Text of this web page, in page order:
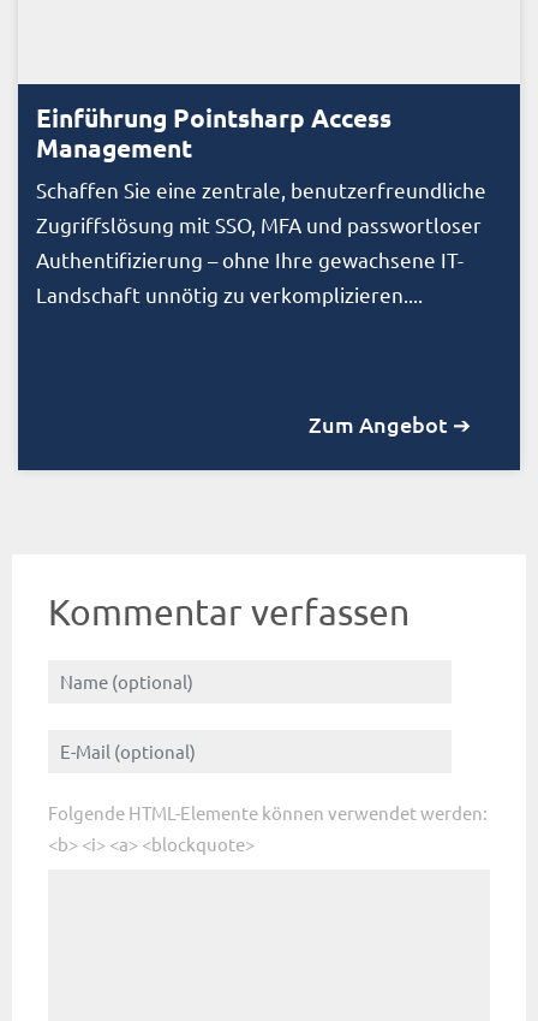
Einführung Pointsharp Access
Management
Schaffen Sie eine zentrale, benutzerfreundliche
Zugriffslösung mit SSO, MFA und passwortloser
Authentifizierung – ohne Ihre gewachsene IT-
Landschaft unnötig zu verkomplizieren....
Zum Angebot ➔
Kommentar verfassen
Folgende HTML-Elemente können verwendet werden:
<b> <i> <a> <blockquote>